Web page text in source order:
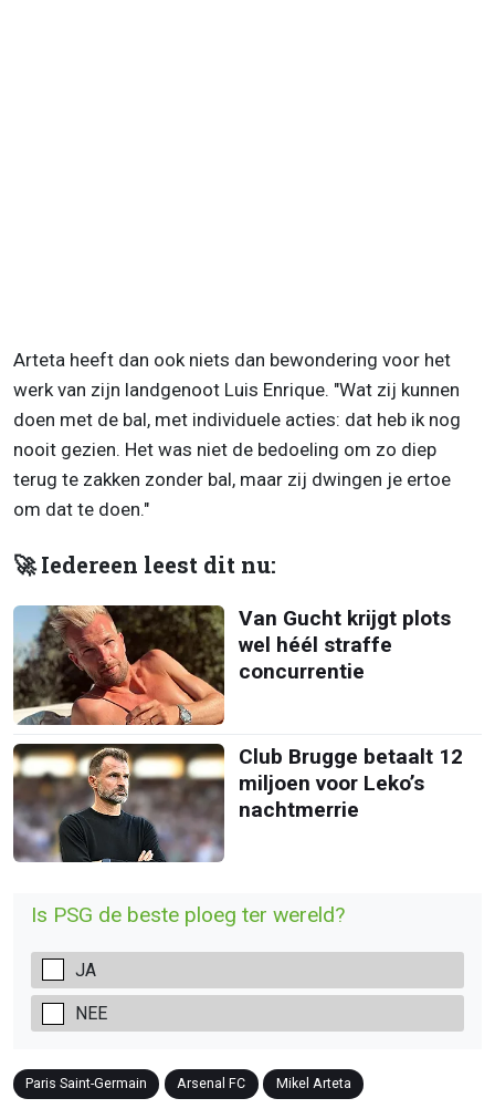
Arteta heeft dan ook niets dan bewondering voor het
werk van zijn landgenoot Luis Enrique. "Wat zij kunnen
doen met de bal, met individuele acties: dat heb ik nog
nooit gezien. Het was niet de bedoeling om zo diep
terug te zakken zonder bal, maar zij dwingen je ertoe
om dat te doen."
🚀 Iedereen leest dit nu:
Van Gucht krijgt plots
wel héél straffe
concurrentie
Club Brugge betaalt 12
miljoen voor Leko’s
nachtmerrie
Is PSG de beste ploeg ter wereld?
JA
NEE
Paris Saint-Germain Arsenal FC Mikel Arteta